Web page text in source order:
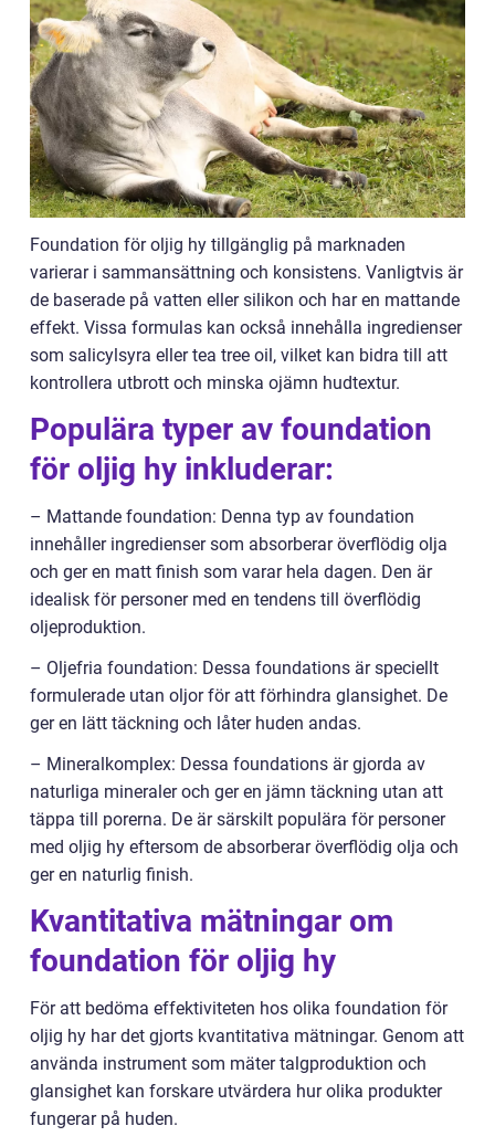
Foundation för oljig hy tillgänglig på marknaden
varierar i sammansättning och konsistens. Vanligtvis är
de baserade på vatten eller silikon och har en mattande
effekt. Vissa formulas kan också innehålla ingredienser
som salicylsyra eller tea tree oil, vilket kan bidra till att
kontrollera utbrott och minska ojämn hudtextur.
Populära typer av foundation
för oljig hy inkluderar:
– Mattande foundation: Denna typ av foundation
innehåller ingredienser som absorberar överflödig olja
och ger en matt finish som varar hela dagen. Den är
idealisk för personer med en tendens till överflödig
oljeproduktion.
– Oljefria foundation: Dessa foundations är speciellt
formulerade utan oljor för att förhindra glansighet. De
ger en lätt täckning och låter huden andas.
– Mineralkomplex: Dessa foundations är gjorda av
naturliga mineraler och ger en jämn täckning utan att
täppa till porerna. De är särskilt populära för personer
med oljig hy eftersom de absorberar överflödig olja och
ger en naturlig finish.
Kvantitativa mätningar om
foundation för oljig hy
För att bedöma effektiviteten hos olika foundation för
oljig hy har det gjorts kvantitativa mätningar. Genom att
använda instrument som mäter talgproduktion och
glansighet kan forskare utvärdera hur olika produkter
fungerar på huden.